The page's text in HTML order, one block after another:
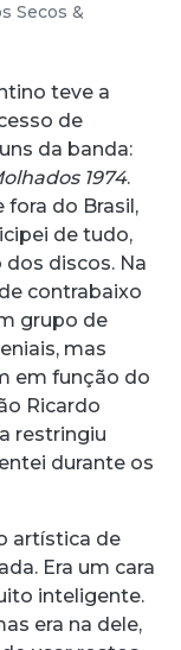
Secos &
teve a
de
da banda:
1974.
do Brasil,
de tudo,
discos. Na
contrabaixo
grupo de
mas
em função do
Ricardo
restringiu
durante os
artística de
Era um cara
inteligente.
era na dele,